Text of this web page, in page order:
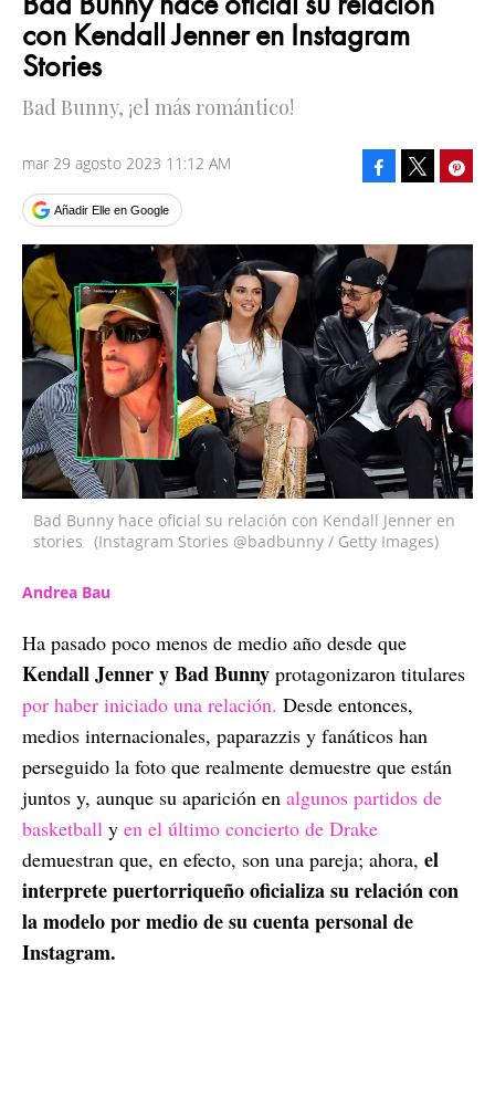
con Kendall Jenner en Instagram
Stories
Bad Bunny, ¡el más romántico!
mar 29 agosto 2023 11:12 AM
Añadir Elle en Google
Facebook
Bad Bunny hace oficial su relación con Kendall Jenner en
stories (Instagram Stories @badbunny / Getty Images)
Andrea Bau
Ha pasado poco menos de medio año desde que
Kendall Jenner y Bad Bunny protagonizaron titulares
por haber iniciado una relación. Desde entonces,
medios internacionales, paparazzis y fanáticos han
perseguido la foto que realmente demuestre que están
juntos y, aunque su aparición en algunos partidos de
basketball y en el último concierto de Drake
demuestran que, en efecto, son una pareja; ahora, el
interprete puertorriqueño oficializa su relación con
la modelo por medio de su cuenta personal de
Instagram.